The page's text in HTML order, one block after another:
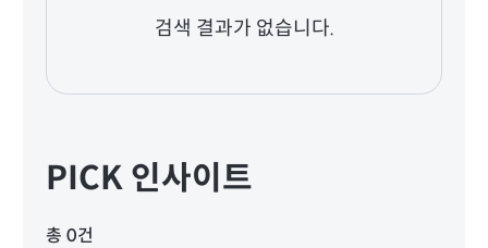
검색 결과가 없습니다.
PICK 인사이트
총 0건